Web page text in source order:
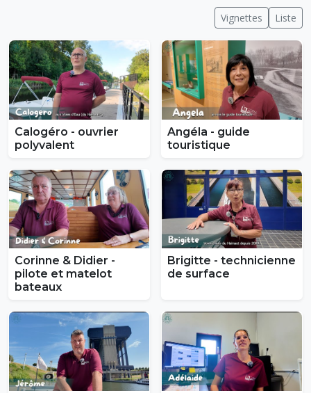
Vignettes Liste
Calogéro - ouvrier
polyvalent
Angéla - guide
touristique
Corinne & Didier -
pilote et matelot
bateaux
Brigitte - technicienne
de surface